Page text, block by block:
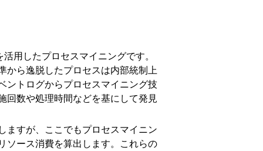
したプロセスマイニングです。
から逸脱したプロセスは内部統制上
ントログからプロセスマイニング技
回数や処理時間などを基にして発見
ますが、ここでもプロセスマイニン
ソース消費を算出します。これらの